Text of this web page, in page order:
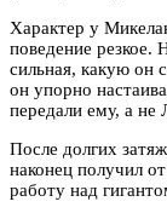
Характер у
поведение резкое.
сильная, какую он
он упорно
передали ему, а не
После долгих
наконец получил
работу над